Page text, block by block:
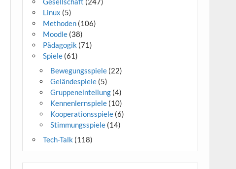
Linux (5)
Methoden (106)
Moodle (38)
Pädagogik (71)
Spiele (61)
Bewegungsspiele (22)
Geländespiele (5)
Gruppeneinteilung (4)
Kennenlernspiele (10)
Kooperationsspiele (6)
Stimmungsspiele (14)
Tech-Talk (118)